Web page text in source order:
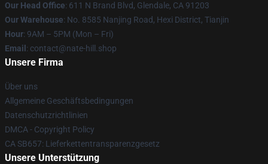
Our Head Office: 611 N Brand Blvd, Glendale, CA 91203
Our Warehouse: No. 8585 Nanjing Road, Hexi District, Tianjin
Hour: 9AM – 5PM (Mon – Fri)
Email : contact@nate-hill.shop
Unsere Firma
Über uns
Allgemeine Geschäftsbedingungen
Datenschutzrichtlinien
DMCA - Copyright Policy
CA SB657: Lieferkettentransparenzgesetz
Unsere Unterstützung